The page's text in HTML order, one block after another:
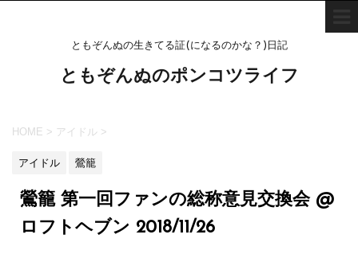
ともぞんぬの生きてる証(になるのかな？)日記
ともぞんぬのポンコツライフ
HOME > アイドル >
アイドル 鶯籠
鶯籠 第一回ファンの総称意見交換会 @
ロフトヘブン 2018/11/26